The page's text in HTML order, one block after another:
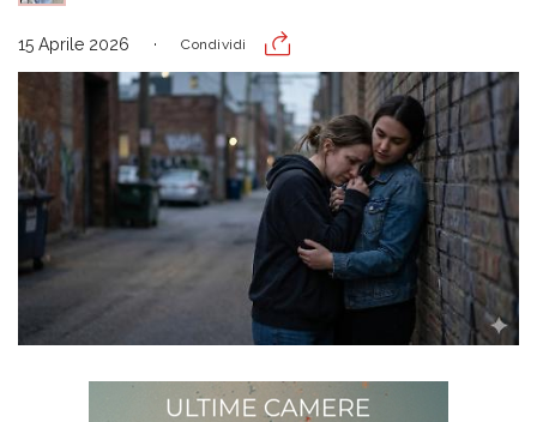
15 Aprile 2026 Condividi